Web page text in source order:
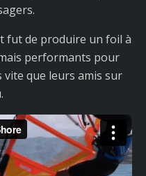
fut de produire un foil à
performants pour
que leurs amis sur